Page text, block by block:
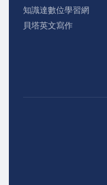
知識達數位學習網
貝塔英文寫作